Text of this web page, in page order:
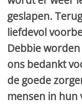
geslapen.
liefdevol
Debbie
ons bedankt
de goede
mensen in hun